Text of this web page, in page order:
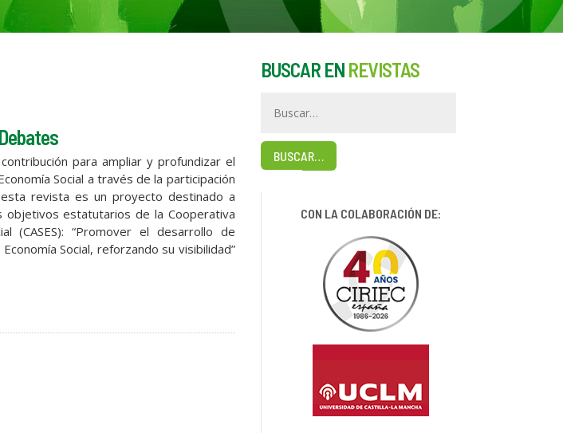
para ampliar y profundizar el
Social a través de la participación
revista es un proyecto destinado a
estatutarios de la Cooperativa
(CASES): “Promover el desarrollo de
Social, reforzando su visibilidad”
BUSCAR EN REVISTAS
BUSCAR…
CON LA COLABORACIÓN DE: